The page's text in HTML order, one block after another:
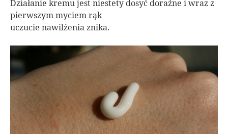
Działanie kremu jest niestety dosyć doraźne i wraz z
pierwszym myciem rąk
uczucie nawilżenia znika.